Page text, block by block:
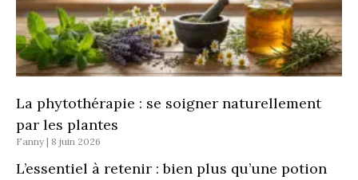
La phytothérapie : se soigner naturellement
par les plantes
Fanny 8 juin 2026
L’essentiel à retenir : bien plus qu’une potion